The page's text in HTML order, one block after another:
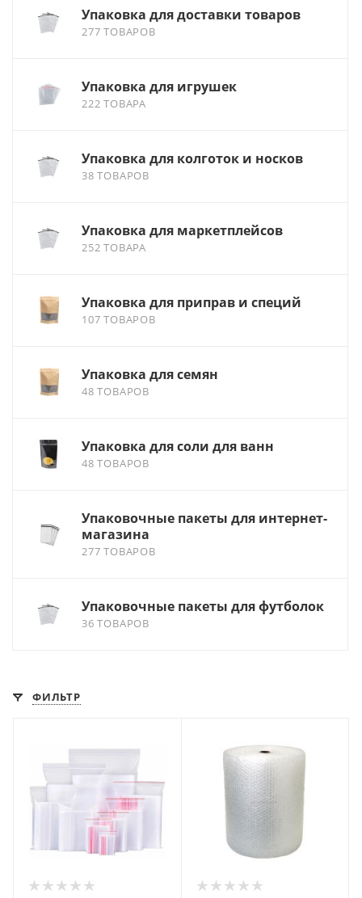
Упаковка для доставки товаров
277 ТОВАРОВ
Упаковка для игрушек
222 ТОВАРА
Упаковка для колготок и носков
38 ТОВАРОВ
Упаковка для маркетплейсов
252 ТОВАРА
Упаковка для приправ и специй
107 ТОВАРОВ
Упаковка для семян
48 ТОВАРОВ
Упаковка для соли для ванн
48 ТОВАРОВ
Упаковочные пакеты для интернет-
магазина
277 ТОВАРОВ
Упаковочные пакеты для футболок
36 ТОВАРОВ
ФИЛЬТР